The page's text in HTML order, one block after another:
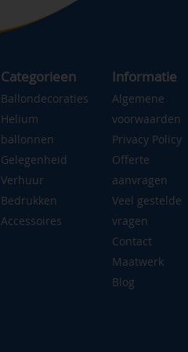
Categorieen
Ballondecoraties
Helium
ballonnen
Gelegenheid
Verhuur
Bedrukken
Accessoires
Informatie
Algemene
voorwaarden
Privacy Policy
Offerte
aanvragen
Veel gestelde
vragen
Contact
Maatwerk
Blog